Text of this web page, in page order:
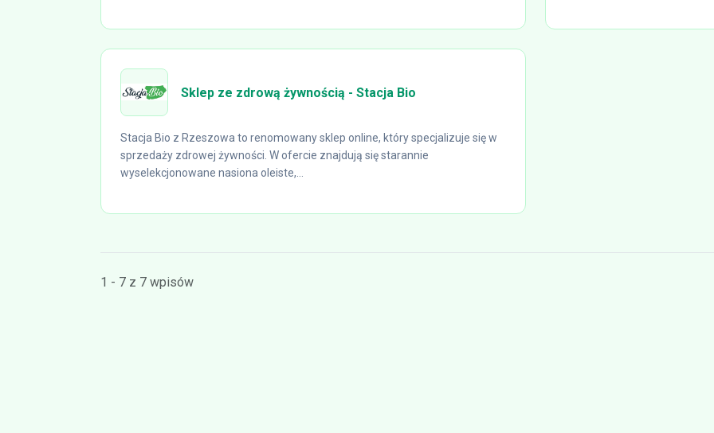
Sklep ze zdrową żywnością - Stacja Bio
Stacja Bio z Rzeszowa to renomowany sklep online, który specjalizuje się w
sprzedaży zdrowej żywności. W ofercie znajdują się starannie
wyselekcjonowane nasiona oleiste,...
1 - 7 z 7 wpisów